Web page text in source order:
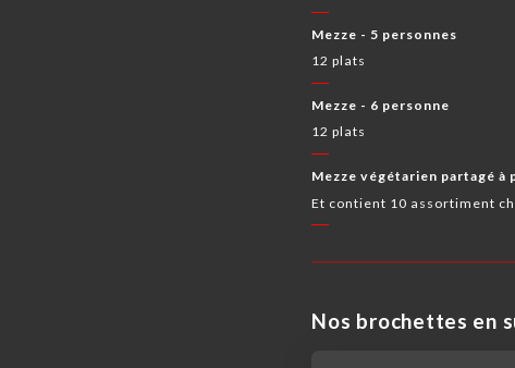
Mezze - 5 personnes
12 plats
Mezze - 6 personne
12 plats
Mezze végétarien partagé à
Et contient 10 assortiment
Nos brochettes en